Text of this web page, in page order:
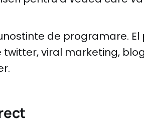
de programare. El
viral marketing,